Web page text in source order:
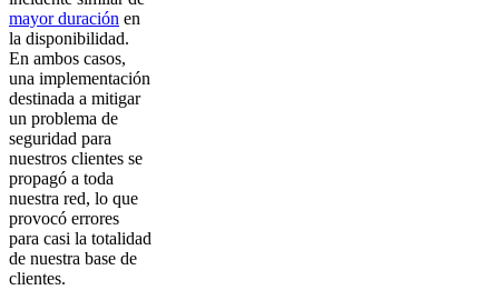
mayor duración en
la disponibilidad.
En ambos casos,
una implementación
destinada a mitigar
un problema de
seguridad para
nuestros clientes se
propagó a toda
nuestra red, lo que
provocó errores
para casi la totalidad
de nuestra base de
clientes.